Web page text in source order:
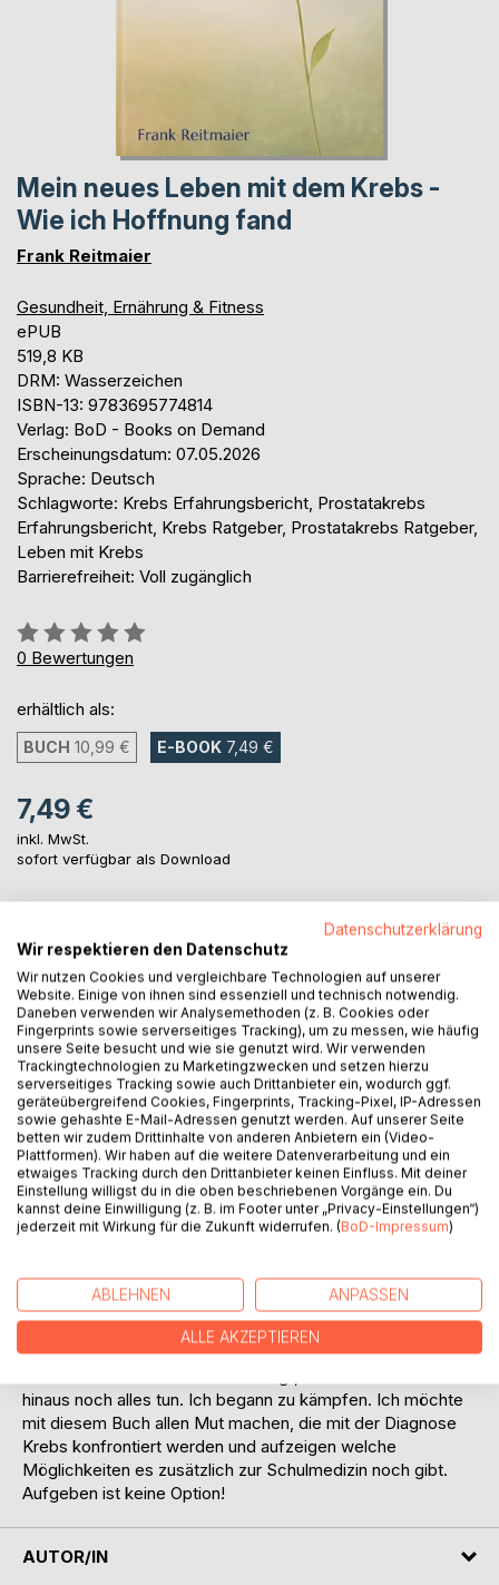
Mein neues Leben mit dem Krebs -
Wie ich Hoffnung fand
Frank Reitmaier
Gesundheit, Ernährung & Fitness
ePUB
519,8 KB
DRM: Wasserzeichen
ISBN-13: 9783695774814
Verlag: BoD - Books on Demand
Erscheinungsdatum: 07.05.2026
Sprache: Deutsch
Schlagworte: Krebs Erfahrungsbericht, Prostatakrebs
Erfahrungsbericht, Krebs Ratgeber, Prostatakrebs Ratgeber,
Leben mit Krebs
Barrierefreiheit: Voll zugänglich
Bewertung::
0%
0 Bewertungen
erhältlich als:
BUCH 10,99 € E-BOOK 7,49 €
7,49 €
inkl. MwSt.
sofort verfügbar als Download
Auf die Merkliste
Titel bewerten
BESCHREIBUNG
brach förmlich eine Welt zusammen. Nach anfänglichem
Schock, begann ich mir Gedanken zu machen, wie es
weitergeht. Schnell war für mich klar. Ich möchte nicht
ausschließlich auf die Schulmedizin verlassen. So habe ich
hinaus noch alles tun. Ich begann zu kämpfen. Ich möchte
mit diesem Buch allen Mut machen, die mit der Diagnose
Krebs konfrontiert werden und aufzeigen welche
Möglichkeiten es zusätzlich zur Schulmedizin noch gibt.
Aufgeben ist keine Option!
AUTOR/IN
Datenschutzerklärung
Wir respektieren den Datenschutz
Wir nutzen Cookies und vergleichbare Technologien auf unserer
Website. Einige von ihnen sind essenziell und technisch notwendig.
Daneben verwenden wir Analysemethoden (z. B. Cookies oder
Fingerprints sowie serverseitiges Tracking), um zu messen, wie häufig
unsere Seite besucht und wie sie genutzt wird. Wir verwenden
Trackingtechnologien zu Marketingzwecken und setzen hierzu
serverseitiges Tracking sowie auch Drittanbieter ein, wodurch ggf.
geräteübergreifend Cookies, Fingerprints, Tracking-Pixel, IP-Adressen
sowie gehashte E-Mail-Adressen genutzt werden. Auf unserer Seite
betten wir zudem Drittinhalte von anderen Anbietern ein (Video-
Plattformen). Wir haben auf die weitere Datenverarbeitung und ein
etwaiges Tracking durch den Drittanbieter keinen Einfluss. Mit deiner
Einstellung willigst du in die oben beschriebenen Vorgänge ein. Du
kannst deine Einwilligung (z. B. im Footer unter „Privacy-Einstellungen“)
jederzeit mit Wirkung für die Zukunft widerrufen. (BoD-Impressum)
ABLEHNEN ANPASSEN
ALLE AKZEPTIEREN